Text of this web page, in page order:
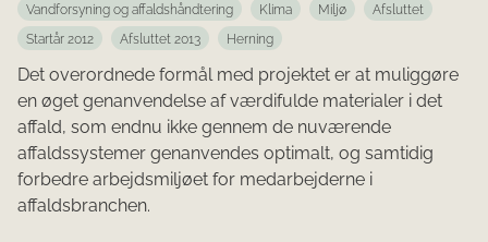
Vandforsyning og affaldshåndtering
Klima Miljø
Afsluttet
Startår 2012
Afsluttet 2013 Herning
Det overordnede formål med projektet er at muliggøre
en øget genanvendelse af værdifulde materialer i det
affald, som endnu ikke gennem de nuværende
affaldssystemer genanvendes optimalt, og samtidig
forbedre arbejdsmiljøet for medarbejderne i
affaldsbranchen.